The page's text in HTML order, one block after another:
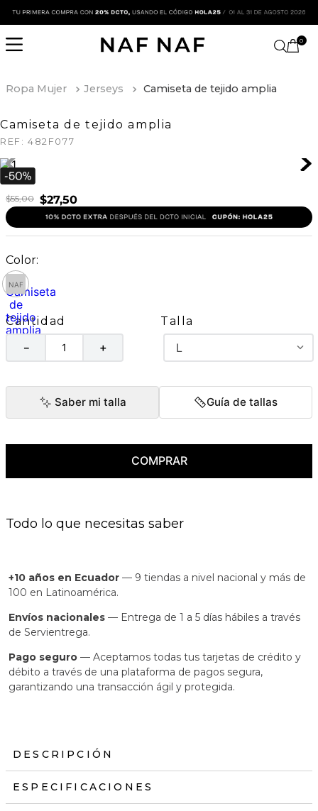
0
Ropa Mujer Jerseys Camiseta de tejido amplia
Camiseta de tejido amplia
REF: 482F077
$55,00 $27,50
Cantidad
＋
－
Talla
L
Saber mi talla Guía de tallas
COMPRAR
Todo lo que necesitas saber
+10 años en Ecuador — 9 tiendas a nivel nacional y más de
100 en Latinoamérica.
Envíos nacionales — Entrega de 1 a 5 días hábiles a través
de Servientrega.
Pago seguro — Aceptamos todas tus tarjetas de crédito y
débito a través de una plataforma de pagos segura,
garantizando una transacción ágil y protegida.
DESCRIPCIÓN
ESPECIFICACIONES